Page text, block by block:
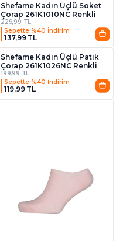
Shefame Kadın Üçlü Soket
Çorap 261K1010NC Renkli
229,99 TL
Sepette %40 İndirim
137,99 TL
Shefame Kadın Üçlü Patik
Çorap 261K1026NC Renkli
199,99 TL
Sepette %40 İndirim
119,99 TL